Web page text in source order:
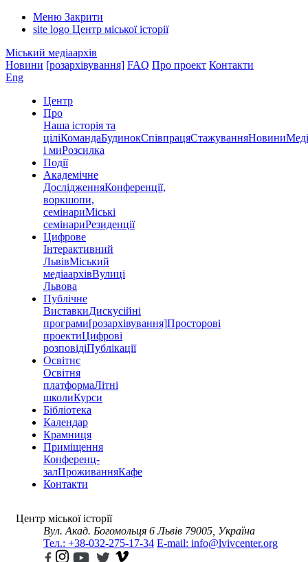
Меню Закрити
site logo Центр міської історії
Міський медіаархів
Новини [розархівування] FAQ Про проект Контакти
Eng
Центр
Про
Наша історія та
ціліКомандаБудинокСпівпрацяСтажуванняНовини
і миРозсилка
Події
Академічне
ДослідженняКонференції,
воркшопи,
семінариМіські
семінариРезиденції
Цифрове
Інтерактивний
ЛьвівМіський
медіаархівВулиці
Львова
Публічне
ВиставкиДискусійні
програми[розархівування]Просторові
проектиЦифрові
розповідіПублікації
Освітнє
Освітня
платформаЛітні
школиКурси
Бібліотека
Календар
Крамниця
Приміщення
Конференц-
залПроживанняКафе
Контакти
Центр міської історії
Вул. Акад. Богомольця 6 Львів 79005, Україна
Тел.: +38-032-275-17-34 E-mail: info@lvivcenter.org